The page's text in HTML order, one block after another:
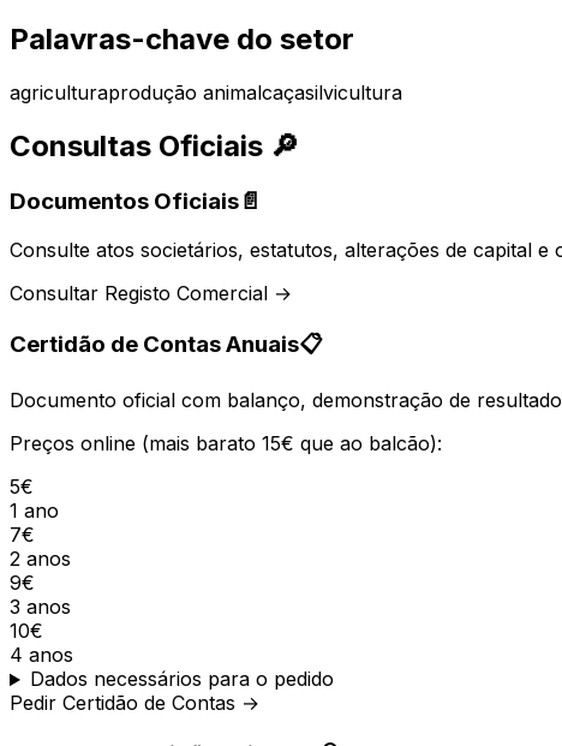
Palavras-chave do setor
agriculturaprodução animalcaçasilvicultura
Consultas Oficiais 🔎
Documentos Oficiais📄
Consulte atos societários, estatutos, alterações de capital
Consultar Registo Comercial →
Certidão de Contas Anuais📋
Documento oficial com balanço, demonstração de
Preços online (mais barato 15€ que ao balcão):
5€
1 ano
7€
2 anos
9€
3 anos
10€
4 anos
Dados necessários para o pedido
Pedir Certidão de Contas →